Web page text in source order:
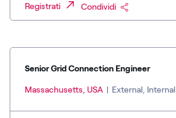
Registrati Condividi
Senior Grid Connection Engineer
Massachusetts, USA | External, Internal